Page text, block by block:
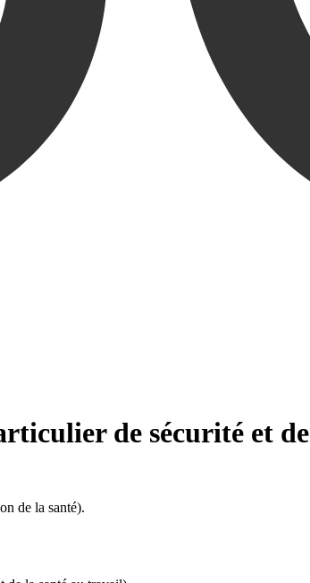
de sécurité et
de la santé).